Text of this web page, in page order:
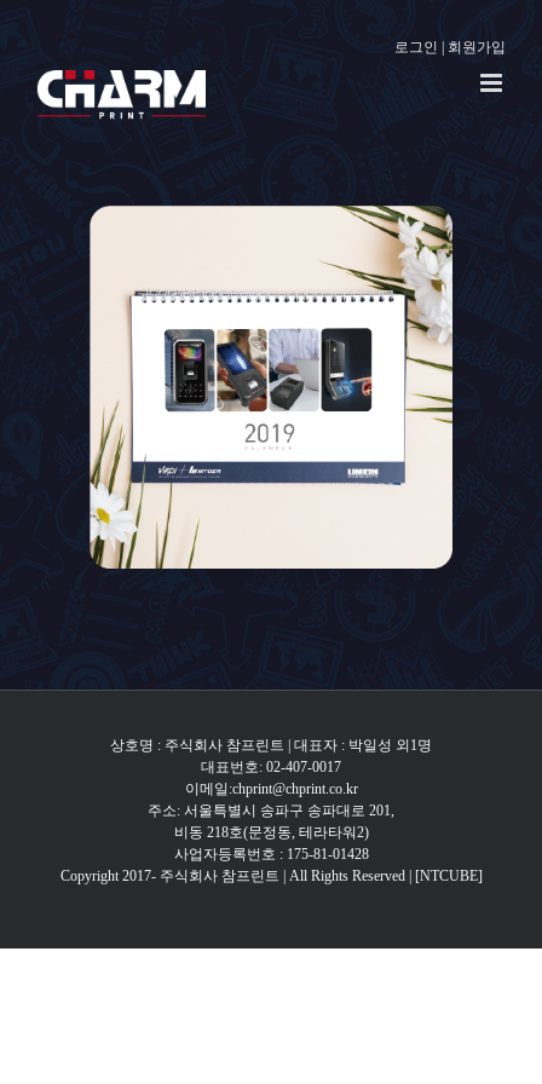
로그인 회원가입
상호명 : 주식회사 참프린트 | 대표자 : 박일성 외1명
대표번호: 02-407-0017
이메일:chprint@chprint.co.kr
주소: 서울특별시 송파구 송파대로 201,
비동 218호(문정동, 테라타워2)
사업자등록번호 : 175-81-01428
Copyright 2017- 주식회사 참프린트 | All Rights Reserved |
[NTCUBE]